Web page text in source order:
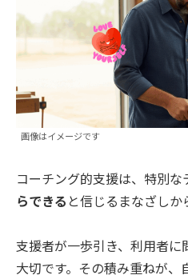
画像はイメージです
コーチング的支援は、特別な
らできる と信じるまなざしか
支援者が一歩引き、利用者
大切です。その積み重ねが